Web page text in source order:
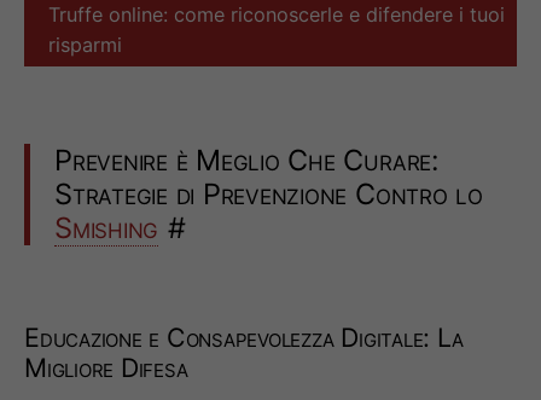
Truffe online: come riconoscerle e difendere i tuoi
risparmi
Prevenire è Meglio Che Curare:
Strategie di Prevenzione Contro lo
Smishing #
Educazione e Consapevolezza Digitale: La
Migliore Difesa